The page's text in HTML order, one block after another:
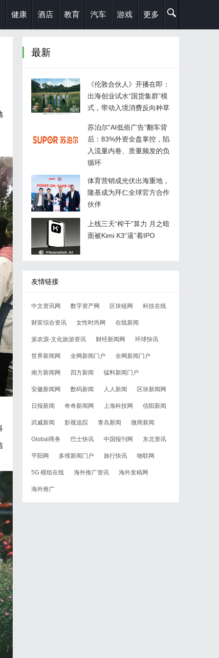
健康 酒店 教育 汽车 游戏 更多
最新
《伦敦合伙人》开播在即：
出海创业试水“国货集群”模
式，带动入境消费反向种草
苏泊尔“AI低俗广告”翻车背
后：83%外资全盘掌控，陷
入流量内卷、质量频发的负
循环
体育营销成光伏出海重地，
隆基成为拜仁全球官方合作
伙伴
上线三天“榨干”算力 月之暗
面被Kimi K3“逼”着IPO
友情链接
中文资讯网 数字资产网 区块链网 科技在线
财富综合资讯 女性时尚网 在线新闻
派农源-文化旅游资讯 财经新闻网 环球快讯
世界新闻网 全网新闻门户 全网新闻门户
南方新闻网 四方新闻 猛料新闻门户
安徽新闻网 数码新闻 人人新闻 区块新闻网
日报新闻 奇奇新闻网 上海科技网 信阳新闻
武威新闻 影视追踪 青岛新闻 微商新闻
Global商务 巴士快讯 中国报刊网 东北资讯
平阳网 多维新闻门户 旅行快讯 物联网
5G 模组在线 海外推广资讯 海外发稿网
海外推广